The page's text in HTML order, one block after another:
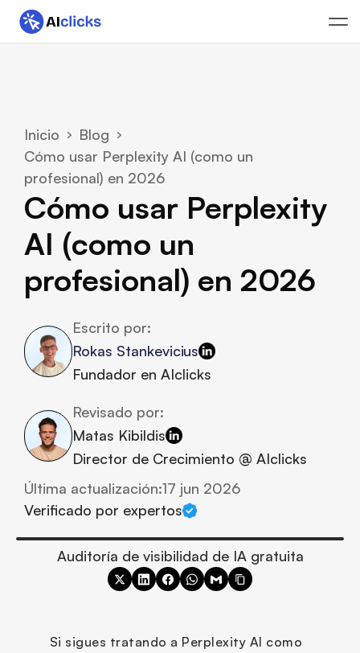
Inicio
Blog
Cómo usar Perplexity AI (como un
profesional) en 2026
Cómo usar Perplexity
AI (como un
profesional) en 2026
Escrito por:
Rokas Stankevicius
Fundador en AIclicks
Revisado por:
Matas Kibildis
Director de Crecimiento @ AIclicks
Última actualización:17 jun 2026
Verificado por expertos
Auditoría de visibilidad de IA gratuita
Si sigues tratando a Perplexity AI como